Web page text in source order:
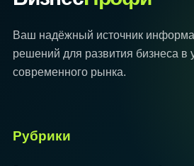
Ваш надёжный источник
решений для развития бизнеса в
современного рынка.
Рубрики